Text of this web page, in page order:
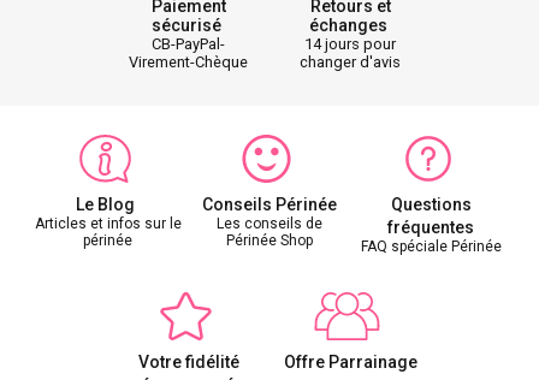
Paiement
sécurisé
CB-PayPal-
Virement-Chèque
Retours et
échanges
14 jours pour
changer d'avis
Le Blog
Articles et infos sur le
périnée
Conseils Périnée
Les conseils de
Périnée Shop
Questions
fréquentes
FAQ spéciale Périnée
Votre fidélité
Offre Parrainage